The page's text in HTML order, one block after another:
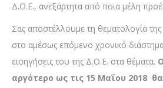
Δ.Ο.Ε., ανεξάρτητα από ποια μέλη
Σας αποστέλλουμε τη θεματολογία
στο αμέσως επόμενο χρονικό
εισηγήσεις του της Δ.Ο.Ε. στα θέματα.
αργότερο ως τις 15 Μαΐου 2018